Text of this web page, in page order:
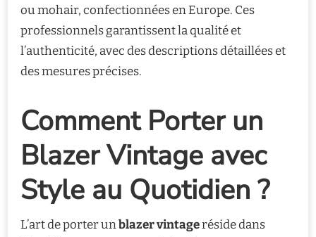
ou mohair, confectionnées en Europe. Ces
professionnels garantissent la qualité et
l’authenticité, avec des descriptions détaillées et
des mesures précises.
Comment Porter un
Blazer Vintage avec
Style au Quotidien ?
L’art de porter unblazer vintageréside dans